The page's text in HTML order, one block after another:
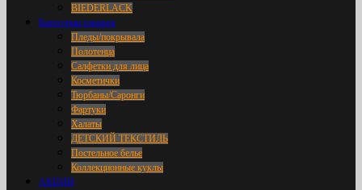
BIEDERLACK
Категории товаров
Пледы/покрывала
Полотенца
Салфетки для лица
Косметички
Тюрбаны/Саронги
Фартуки
Халаты
ДЕТСКИЙ ТЕКСТИЛЬ
Постельное белье
Коллекционные куклы
АКЦИИ